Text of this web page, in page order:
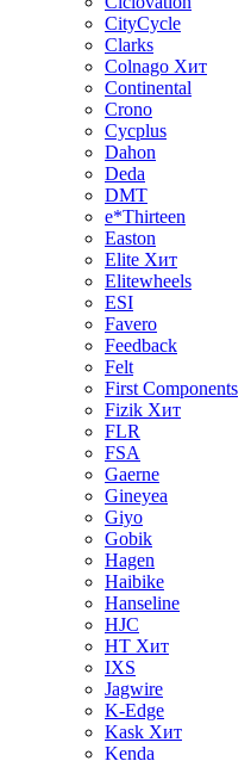
CityCycle
Clarks
Colnago Хит
Continental
Crono
Cycplus
Dahon
Deda
DMT
e*Thirteen
Easton
Elite Хит
Elitewheels
ESI
Favero
Feedback
Felt
First Components
Fizik Хит
FLR
FSA
Gaerne
Gineyea
Giyo
Gobik
Hagen
Haibike
Hanseline
HJC
HT Хит
IXS
Jagwire
K-Edge
Kask Хит
Kenda